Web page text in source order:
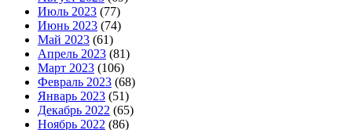
Июль 2023 (77)
Июнь 2023 (74)
Май 2023 (61)
Апрель 2023 (81)
Март 2023 (106)
Февраль 2023 (68)
Январь 2023 (51)
Декабрь 2022 (65)
Ноябрь 2022 (86)